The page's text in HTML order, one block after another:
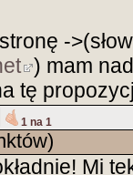
-
) mam
tę
1 na 1
Mi